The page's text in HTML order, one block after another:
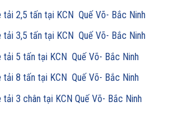
tải 2,5 tấn tại KCN Quế Võ- Bắc Ninh
tải 3,5 tấn tại KCN Quế Võ- Bắc Ninh
tải 5 tấn tại KCN Quế Võ- Bắc Ninh
tải 8 tấn tại KCN Quế Võ- Bắc Ninh
3 chân tại KCN Quế Võ- Bắc Ninh